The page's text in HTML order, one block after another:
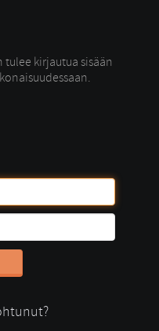
kirjautua sisään